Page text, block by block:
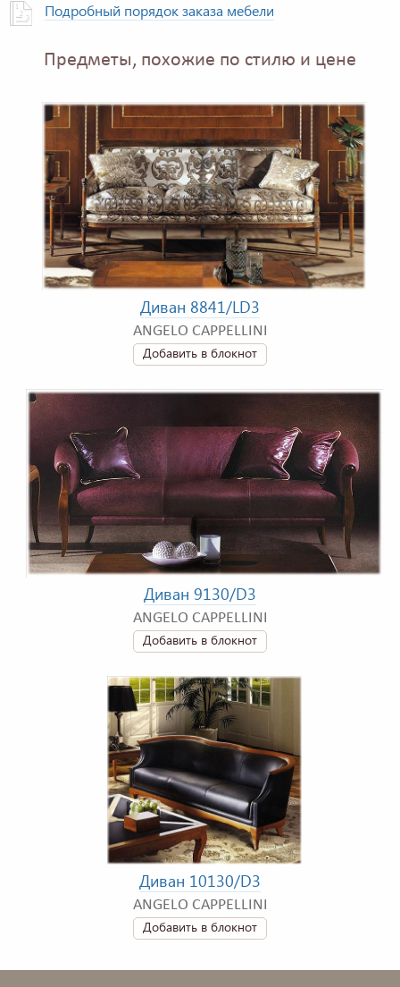
Подробный порядок заказа мебели
Предметы, похожие по стилю и цене
Диван 8841/LD3
ANGELO CAPPELLINI
Добавить в блокнот
Диван 9130/D3
ANGELO CAPPELLINI
Добавить в блокнот
Диван 10130/D3
ANGELO CAPPELLINI
Добавить в блокнот